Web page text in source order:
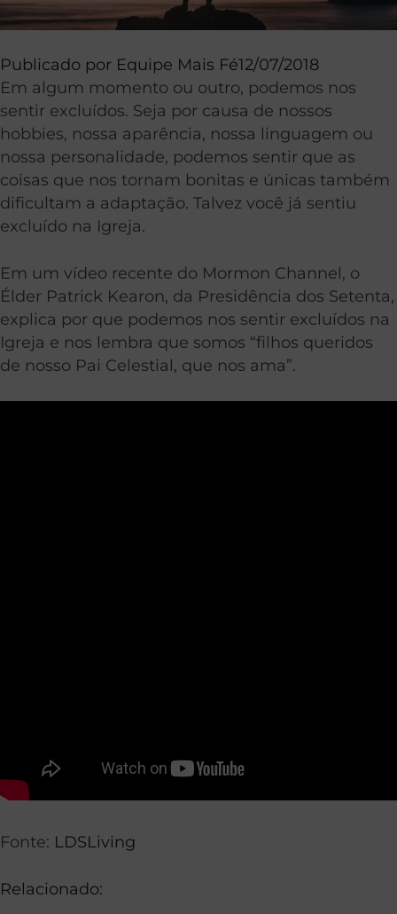
Publicado por Equipe Mais Fé12/07/2018
Em algum momento ou outro, podemos nos
sentir excluídos. Seja por causa de nossos
hobbies, nossa aparência, nossa linguagem ou
nossa personalidade, podemos sentir que as
coisas que nos tornam bonitas e únicas também
dificultam a adaptação. Talvez você já sentiu
excluído na Igreja.
Em um vídeo recente do Mormon Channel, o
Élder Patrick Kearon, da Presidência dos Setenta,
explica por que podemos nos sentir excluídos na
Igreja e nos lembra que somos “filhos queridos
de nosso Pai Celestial, que nos ama”.
Fonte: LDSLiving
Relacionado: